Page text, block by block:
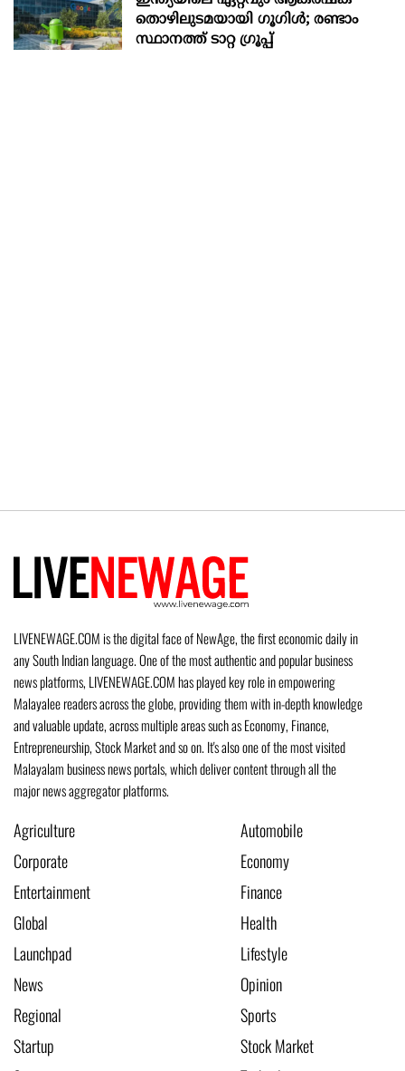
തൊഴിലുടമയായി ഗൂഗിള്‍; രണ്ടാം
സ്ഥാനത്ത് ടാറ്റ ഗ്രൂപ്പ്
LIVENEWAGE.COM is the digital face of NewAge, the first economic daily in
any South Indian language. One of the most authentic and popular business
news platforms, LIVENEWAGE.COM has played key role in empowering
Malayalee readers across the globe, providing them with in-depth knowledge
and valuable update, across multiple areas such as Economy, Finance,
Entrepreneurship, Stock Market and so on. It's also one of the most visited
Malayalam business news portals, which deliver content through all the
major news aggregator platforms.
Agriculture
Automobile
Corporate
Economy
Entertainment
Finance
Global
Health
Launchpad
Lifestyle
News
Opinion
Regional
Sports
Startup
Stock Market